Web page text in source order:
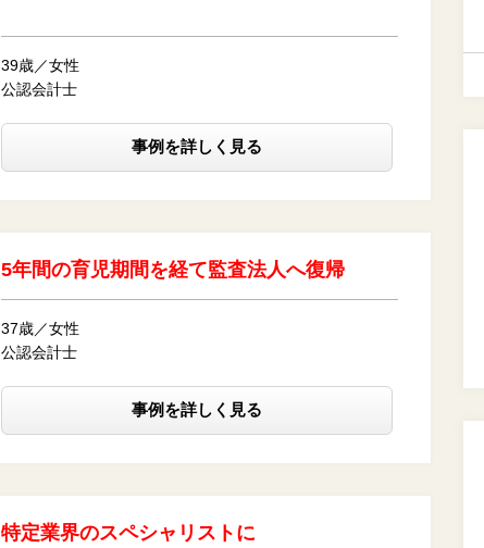
39歳／女性
公認会計士
事例を詳しく見る
5年間の育児期間を経て監査法人へ復帰
37歳／女性
公認会計士
事例を詳しく見る
特定業界のスペシャリストに